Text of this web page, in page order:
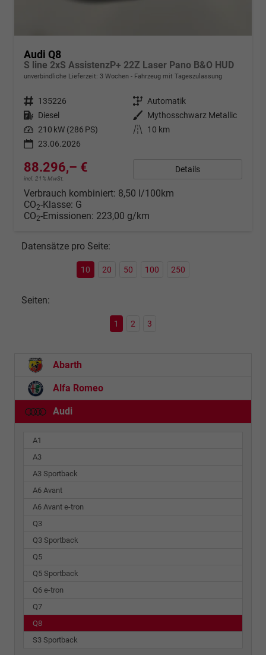
Audi Q8
S line 2xS AssistenzP+ 22Z Laser Pano B&O HUD
unverbindliche Lieferzeit: 3 Wochen Fahrzeug mit Tageszulassung
Fahrzeugnr. 135226 Getriebe Automatik
Kraftstoff Diesel Außenfarbe Mythosschwarz Metallic
Leistung 210 kW (286 PS) Kilometerstand
10 km
23.06.2026
88.296,– €
incl. 21% MwSt.
Details
Verbrauch kombiniert: 8,50 l/100km
CO2-Klasse: G
CO2-Emissionen: 223,00 g/km
Datensätze pro Seite:
10 20 50 100 250
Seiten:
1 2 3
Abarth
Alfa Romeo
Audi
A1
A3
A3 Sportback
A6 Avant
A6 Avant e-tron
Q3
Q3 Sportback
Q5
Q5 Sportback
Q6 e-tron
Q7
Q8
S3 Sportback